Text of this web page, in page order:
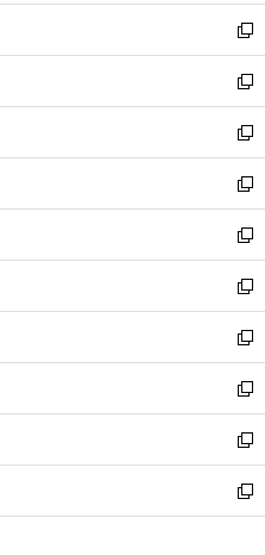
く
ウ
で
開
く
ウ
ィ
ン
ド
ウ
で
開
く
し
い
ウ
ィ
ン
ド
ウ
で
開
く
新
し
い
ウ
ィ
ン
ド
ウ
で
開
く
新
し
い
ウ
ィ
ン
ド
ウ
で
開
く
新
し
い
ウ
ィ
ン
ド
ウ
で
開
く
新
し
い
ウ
ィ
ン
ド
ウ
で
開
く
新
し
い
ウ
ィ
ン
ド
ウ
で
開
く
新
し
い
ウ
ィ
ン
ド
ウ
で
開
新
し
い
ウ
ィ
ン
ド
ウ
新
し
い
ウ
ィ
ン
新
し
い
ウ
新
し